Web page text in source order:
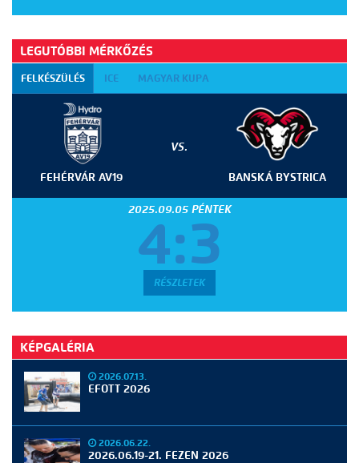
LEGUTÓBBI MÉRKŐZÉS
FELKÉSZÜLÉS ICE MAGYAR KUPA
FEHÉRVÁR AV19
VS.
BANSKÁ BYSTRICA
2025.09.05 PÉNTEK
4:3
RÉSZLETEK
KÉPGALÉRIA
2026.07.13.
EFOTT 2026
2026.06.22.
2026.06.19-21. FEZEN 2026